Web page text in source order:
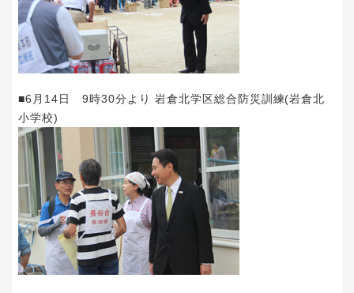
■6月14日 9時30分より 岩倉北学区総合防災訓練(岩倉北
小学校)